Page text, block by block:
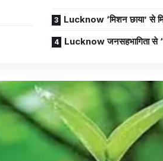
Lucknow ‘मिशन छाया’ से
Lucknow जनसहभागिता से